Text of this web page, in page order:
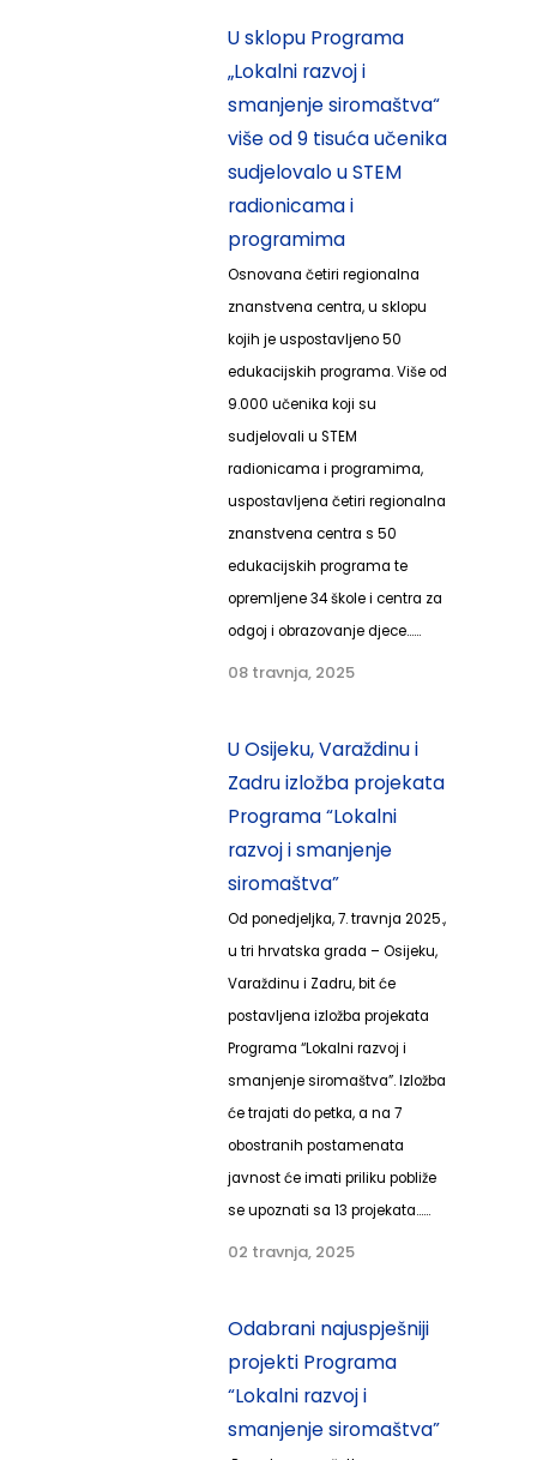
U sklopu Programa
„Lokalni razvoj i
smanjenje siromaštva“
više od 9 tisuća učenika
sudjelovalo u STEM
radionicama i
programima
Osnovana četiri regionalna
znanstvena centra, u sklopu
kojih je uspostavljeno 50
edukacijskih programa. Više od
9.000 učenika koji su
sudjelovali u STEM
radionicama i programima,
uspostavljena četiri regionalna
znanstvena centra s 50
edukacijskih programa te
opremljene 34 škole i centra za
odgoj i obrazovanje djece......
08 travnja, 2025
U Osijeku, Varaždinu i
Zadru izložba projekata
Programa “Lokalni
razvoj i smanjenje
siromaštva”
Od ponedjeljka, 7. travnja 2025.,
u tri hrvatska grada – Osijeku,
Varaždinu i Zadru, bit će
postavljena izložba projekata
Programa “Lokalni razvoj i
smanjenje siromaštva”. Izložba
će trajati do petka, a na 7
obostranih postamenata
javnost će imati priliku pobliže
se upoznati sa 13 projekata......
02 travnja, 2025
Odabrani najuspješniji
projekti Programa
“Lokalni razvoj i
smanjenje siromaštva”